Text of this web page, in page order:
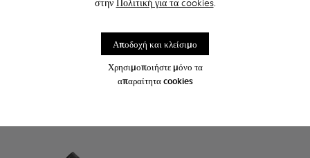
στην Πολιτική για τα cookies.
Χρησιμοποιήστε μόνο τα
απαραίτητα cookies
Αποδοχή και κλείσιμο
Τελική τιμή ανάλογα με το μέγεθος Τελική τιμή ανάλογα με το μέγεθος
Προσθήκη